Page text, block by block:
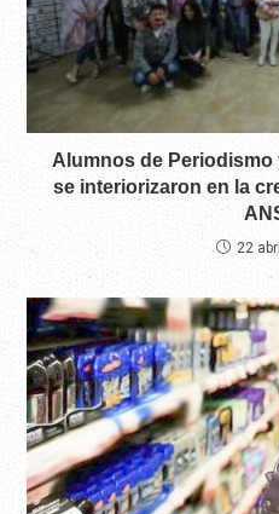
Alumnos de Periodismo
se interiorizaron en la
22